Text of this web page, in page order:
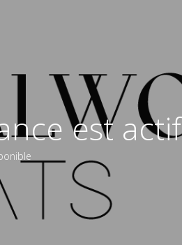
est actif